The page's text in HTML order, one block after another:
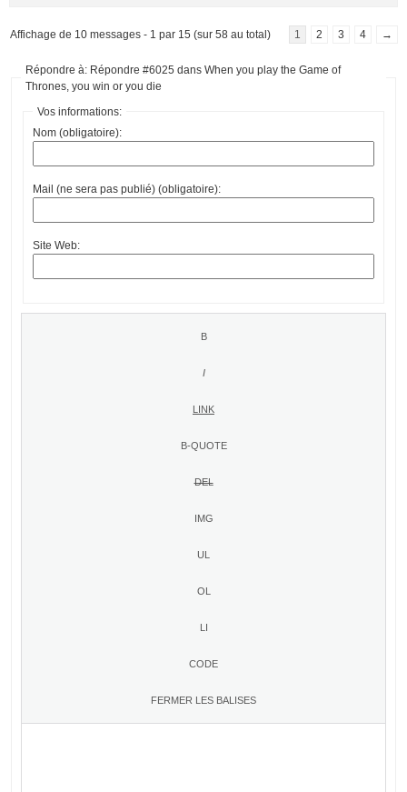
Affichage de 10 messages - 1 par 15 (sur 58 au total) 1 2 3 4 →
Répondre à: Répondre #6025 dans When you play the Game of
Thrones, you win or you die
Vos informations:
Nom (obligatoire):
Mail (ne sera pas publié) (obligatoire):
Site Web: